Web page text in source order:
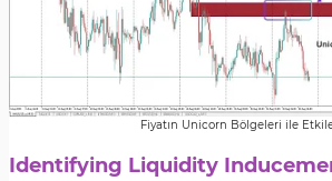
Fiyatın Unicorn Bölgeleri ile
Identifying Liquidity